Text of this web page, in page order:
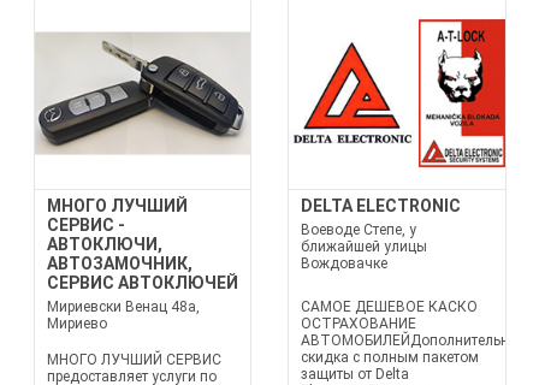
МНОГО ЛУЧШИЙ
СЕРВИС -
АВТОКЛЮЧИ,
АВТОЗАМОЧНИК,
СЕРВИС АВТОКЛЮЧЕЙ
Мириевски Венац 48а,
Мириево
МНОГО ЛУЧШИЙ СЕРВИС
предоставляет услуги по
DELTA ELECTRONIC
Воеводе Степе, у
ближайшей улицы
Вождовачке
САМОЕ ДЕШЕВОЕ КАСКО
ОСТРАХОВАНИЕ
АВТОМОБИЛЕЙДополнительная
скидка с полным пакетом
защиты от Delta